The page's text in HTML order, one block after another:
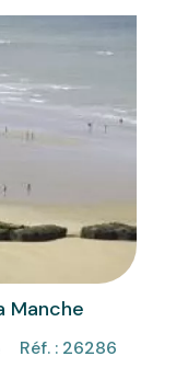
Manche
Réf. : 26286